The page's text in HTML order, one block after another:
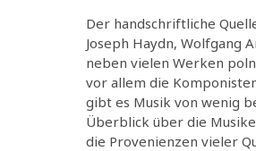
Der handschriftliche
Joseph Haydn, Wolfgang
neben vielen Werken
vor allem die
gibt es Musik von wenig
Überblick über die
die Provenienzen vieler